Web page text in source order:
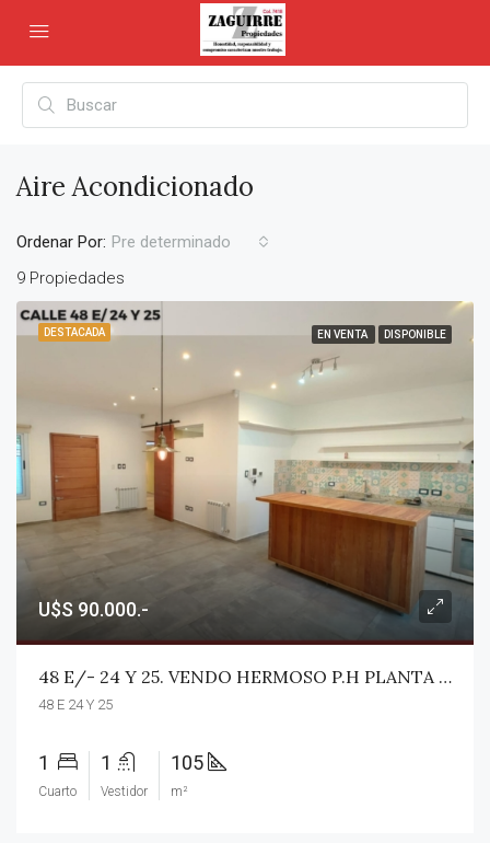
Aire Acondicionado
9 Propiedades
Ordenar Por: Pre determinado
DESTACADA EN VENTA DISPONIBLE
U$S 90.000.-
48 E/- 24 Y 25. VENDO HERMOSO P.H PLANTA BAJA AL FRENTE DE CATEGORÍA. 1 DORM, PATIO C/ VERDE, PARRILLA. U$S 90.000.- ( 105,76M2)
48 E 24 Y 25
1
Cuarto
1
Vestidor
105
m²